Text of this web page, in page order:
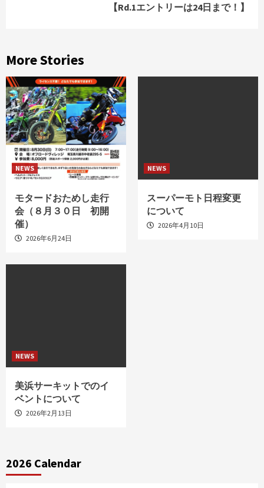
【Rd.1エントリーは24日まで！】
More Stories
NEWS
モタードおためし走行
会（８月３０日 初開
催）
2026年6月24日
NEWS
スーパーモト日程変更
について
2026年4月10日
NEWS
美浜サーキットでのイ
ベントについて
2026年2月13日
2026 Calendar